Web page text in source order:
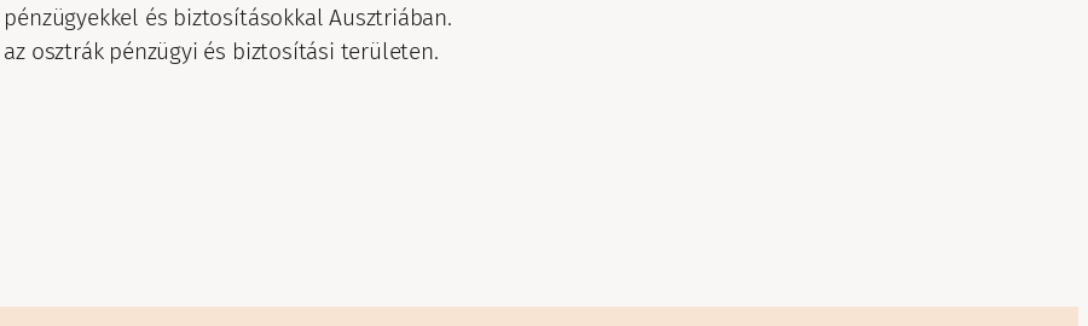
és biztosításokkal Ausztriában.
osztrák pénzügyi és biztosítási területen.